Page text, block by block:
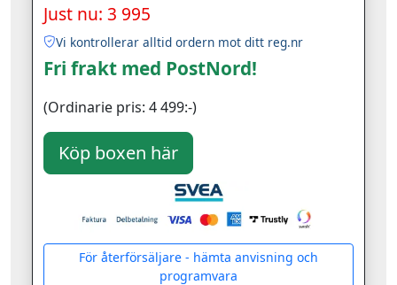
Just nu: 3 995
Vi kontrollerar alltid ordern mot ditt reg.nr
Fri frakt med PostNord!
(Ordinarie pris: 4 499:-)
För återförsäljare - hämta anvisning och
programvara